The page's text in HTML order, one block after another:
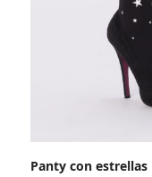
Panty con estrellas